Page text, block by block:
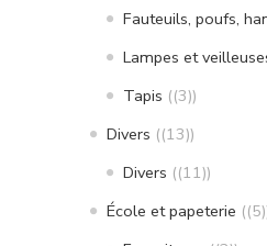
Fauteuils, poufs,
Lampes et
Tapis (3)
Divers (13)
Divers (11)
École et papeterie (5)